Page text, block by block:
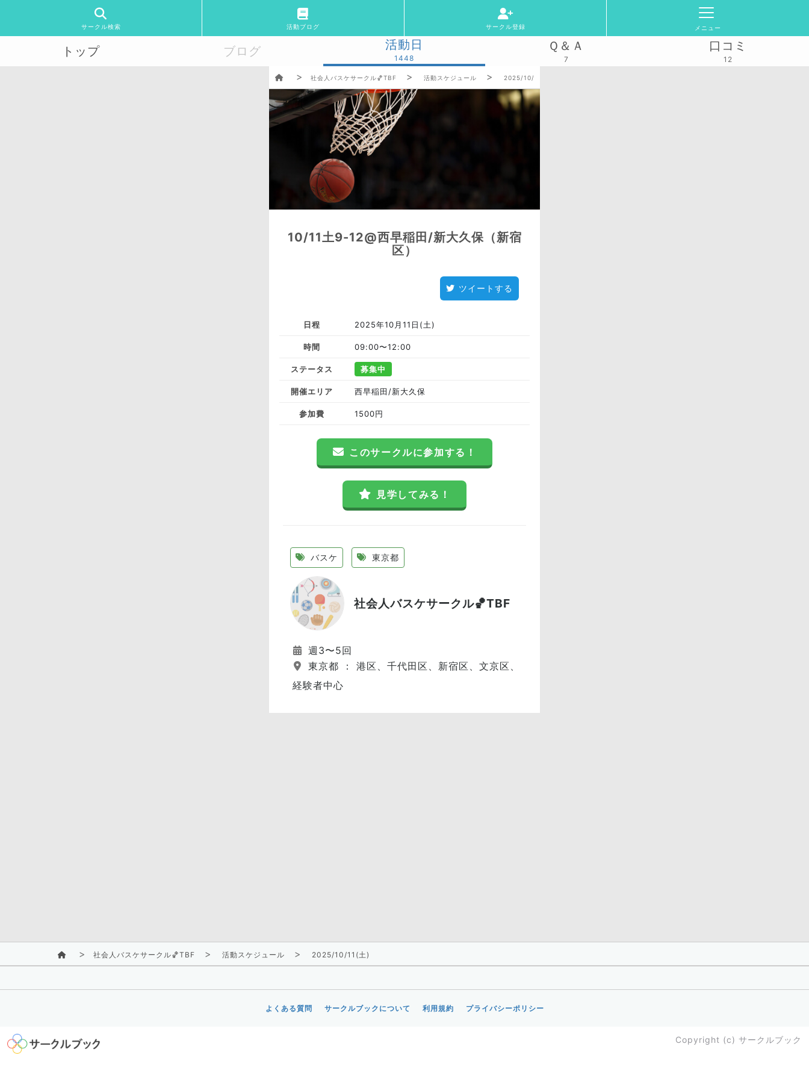
サークル検索 活動ブログ サークル登録 メニュー
トップ ブログ 活動日
1448
Ｑ＆Ａ
7
口コミ
12
社会人バスケサークル🏀TBF 活動スケジュール 2025/10/11(土)
10/11土9-12@西早稲田/新大久保（新宿
区）
ツイートする
日程 2025年10月11日(土)
時間 09:00〜12:00
ステータス 募集中
開催エリア 西早稲田/新大久保
参加費 1500円
このサークルに参加する！
見学してみる！
バスケ 東京都
社会人バスケサークル🏀TBF
週3〜5回
東京都 ： 港区、千代田区、新宿区、文京区、江戸川区
経験者中心
社会人バスケサークル🏀TBF 活動スケジュール 2025/10/11(土)
よくある質問 サークルブックについて 利用規約 プライバシーポリシー
Copyright (c) サークルブック